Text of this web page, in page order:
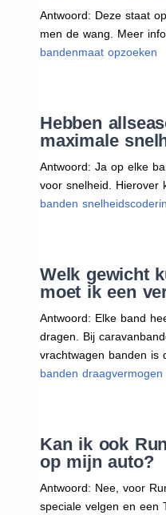
Antwoord: Deze staat
men de wang. Meer
bandenmaat opzoeken
Hebben
maximale
Antwoord: Ja op elke
voor snelheid. Hierover
banden
Welk gewicht
moet ik een
Antwoord: Elke band
dragen. Bij
vrachtwagen banden is
banden draagvermogen
Kan ik ook
op mijn auto?
Antwoord: Nee, voor
speciale velgen en een